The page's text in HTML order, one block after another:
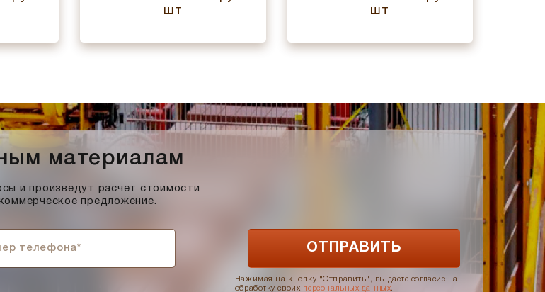
шт
шт
материалам
и произведут расчет стоимости
предложение.
Нажимая на кнопку "Отправить", вы даете согласие на
обработку своих персональных данных